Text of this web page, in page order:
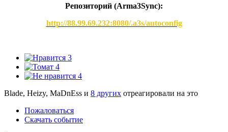
Репозиторий (Arma3Synс):
http://88.99.69.232:8080/.a3s/autoconfig
3
4
4
Blade, Heizy, MaDnEss и 8 других отреагировали на это
Пожаловаться
Скачать событие